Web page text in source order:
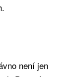
není jen